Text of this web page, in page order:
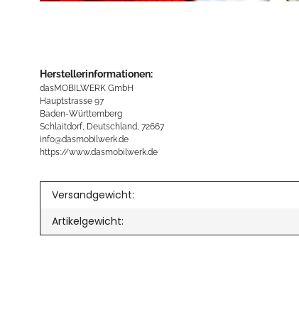
Herstellerinformationen:
dasMOBILWERK GmbH
Hauptstrasse 97
Baden-Württemberg
Schlaitdorf, Deutschland, 72667
info@dasmobilwerk.de
https://www.dasmobilwerk.de
Versandgewicht:
Artikelgewicht: